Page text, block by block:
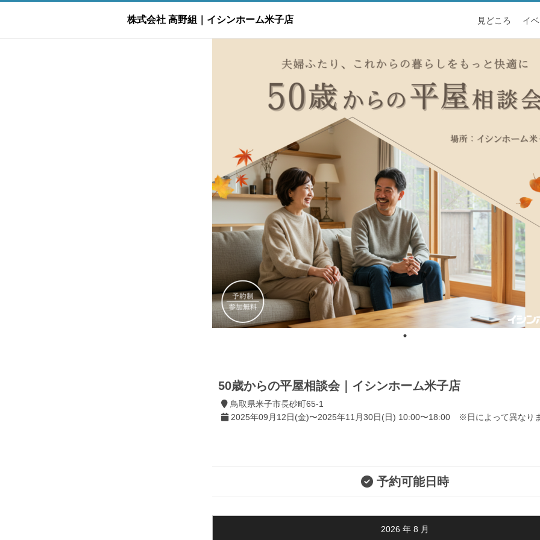
株式会社 高野組｜イシンホーム米子店 見どころ イ
50歳からの平屋相談会｜イシンホーム米子店
鳥取県米子市長砂町65-1
2025年09月12日(金)〜2025年11月30日(日) 10:00〜18:00 ※日によって異なり
予約可能日時
2026 年 8 月